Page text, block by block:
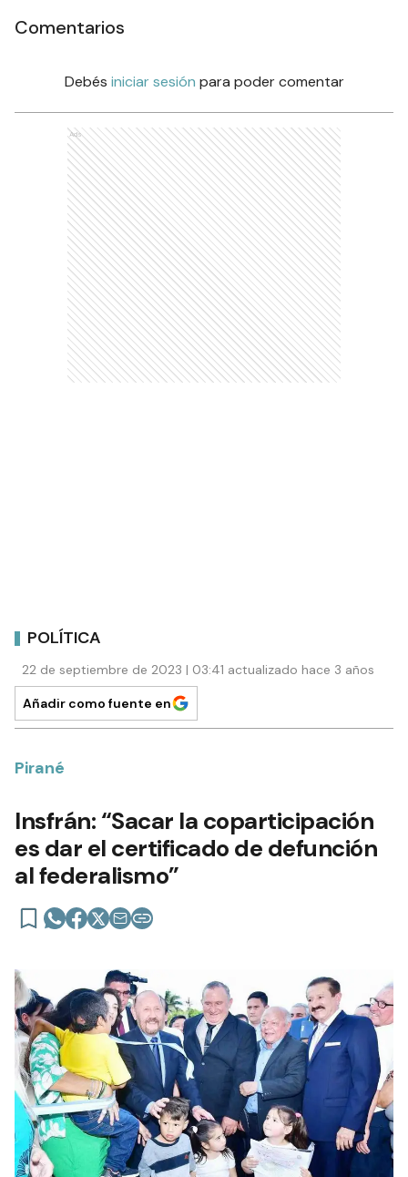
Comentarios
Debés iniciar sesión para poder comentar
Ads
POLÍTICA
22 de septiembre de 2023 | 03:41 actualizado hace 3 años
Añadir como fuente en
Pirané
Insfrán: “Sacar la coparticipación
es dar el certificado de defunción
al federalismo”